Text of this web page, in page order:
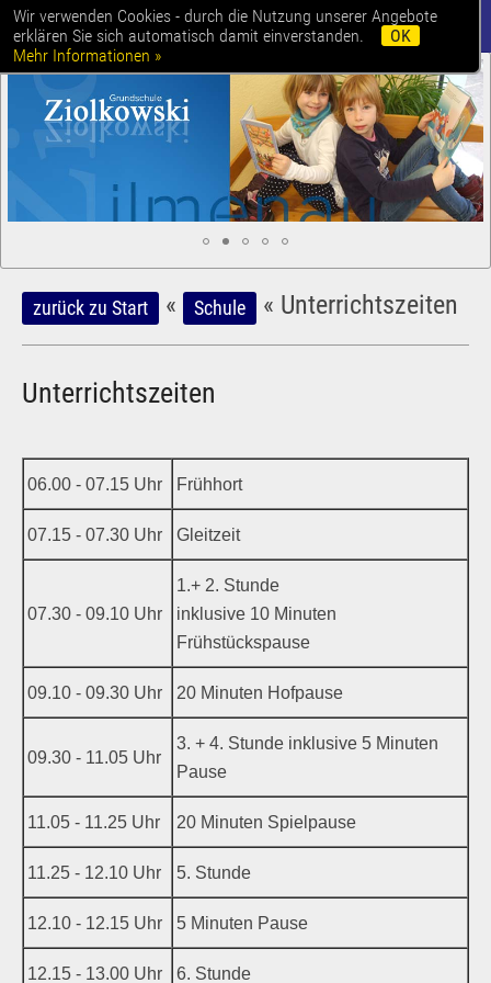
zurück zu Start « Schule « Unterrichtszeiten
Unterrichtszeiten
06.00 - 07.15 Uhr Frühhort
07.15 - 07.30 Uhr Gleitzeit
07.30 - 09.10 Uhr
1.+ 2. Stunde
inklusive 10 Minuten
Frühstückspause
09.10 - 09.30 Uhr 20 Minuten Hofpause
09.30 - 11.05 Uhr
3. + 4. Stunde inklusive 5 Minuten
Pause
11.05 - 11.25 Uhr 20 Minuten Spielpause
11.25 - 12.10 Uhr 5. Stunde
12.10 - 12.15 Uhr 5 Minuten Pause
12.15 - 13.00 Uhr 6. Stunde
Wir verwenden Cookies - durch die Nutzung unserer Angebote
erklären Sie sich automatisch damit einverstanden.
OK
Mehr Informationen »